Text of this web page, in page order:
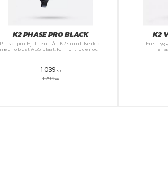
K2 PHASE PRO BLACK
Phase pro Hjälmen från K2 som tillverkad
med robust ABS plast, komfort foder och
1 039 KR
1 299KR
K2
En